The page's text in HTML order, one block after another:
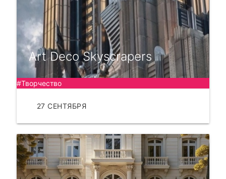
Art Deco Skyscrapers
#Творчество
27 СЕНТЯБРЯ